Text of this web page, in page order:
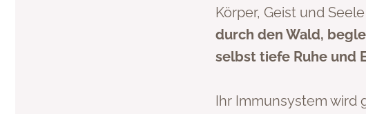
Körper, Geist und
durch den Wald,
selbst tiefe Ruhe und
Ihr Immunsystem wird